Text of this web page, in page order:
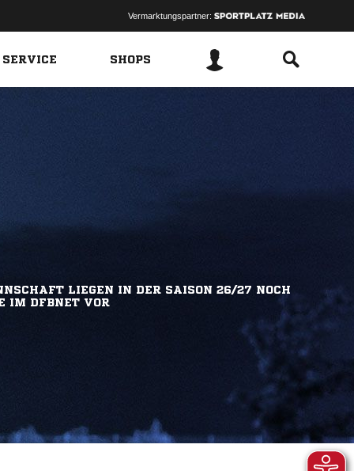
Vermarktungspartner:
SHOPS
LIEGEN IN DER SAISON 26/27 NOCH
IM DFBNET VOR